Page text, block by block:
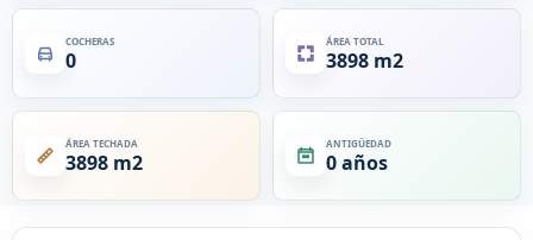
COCHERAS
0
ÁREA TOTAL
3898 m2
ÁREA TECHADA
3898 m2
ANTIGÜEDAD
0 años